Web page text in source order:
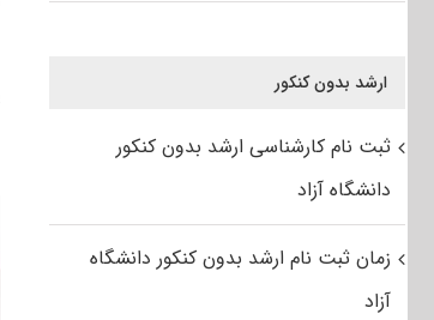
ارشد بدون کنکور
ثبت نام کارشناسی ارشد بدون کنکور
دانشگاه آزاد
زمان ثبت نام ارشد بدون کنکور دانشگاه
آزاد